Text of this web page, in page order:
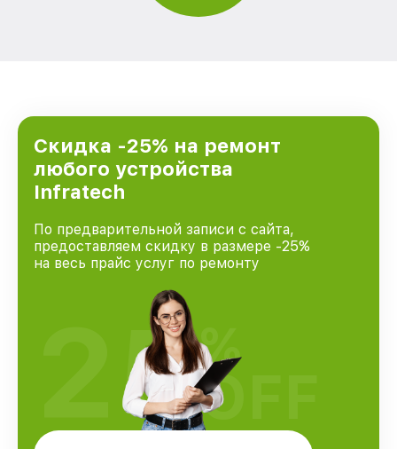
Скидка -25% на ремонт
любого устройства
Infratech
По предварительной записи с сайта,
предоставляем скидку в размере -25%
на весь прайс услуг по ремонту
25%
OFF